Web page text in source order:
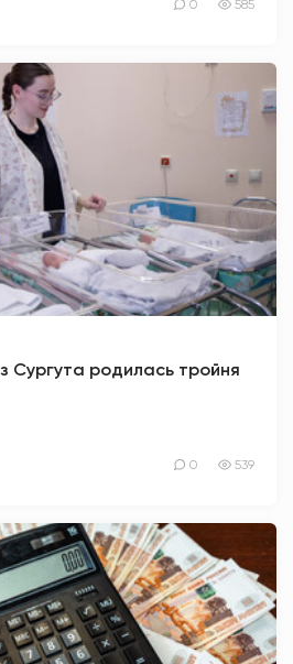
0 585
Сургута родилась тройня
0 539